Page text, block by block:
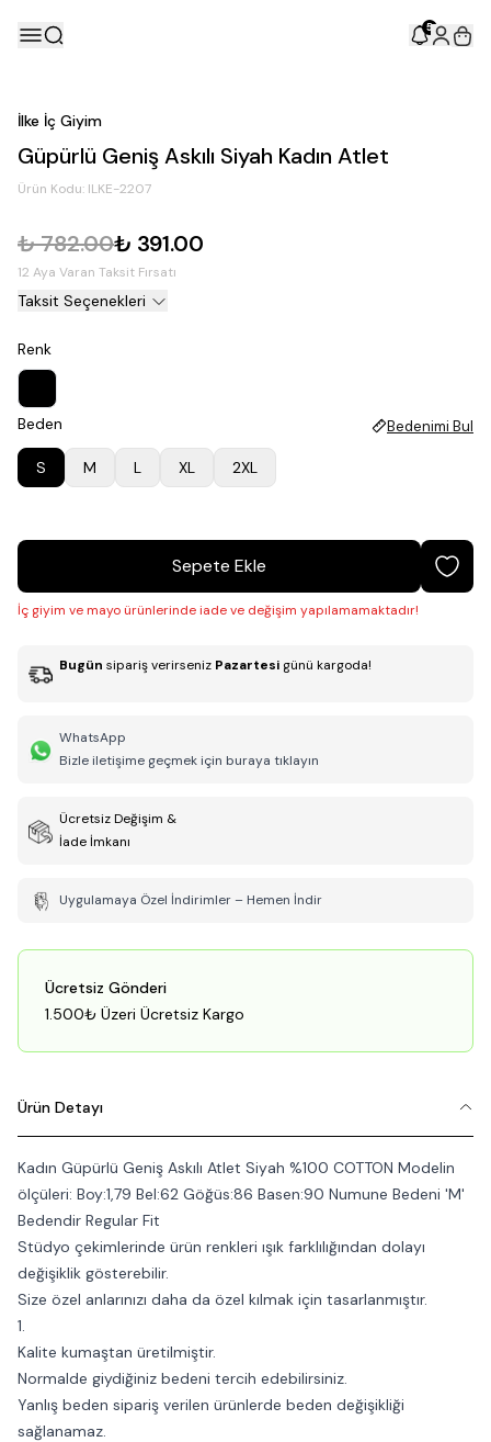
5
İlke İç Giyim
Güpürlü Geniş Askılı Siyah Kadın Atlet
Ürün Kodu: ILKE-2207
₺ 782.00₺ 391.00
12 Aya Varan Taksit Fırsatı
Taksit Seçenekleri
Renk
Beden Bedenimi Bul
S M L XL 2XL
Sepete Ekle
İç giyim ve mayo ürünlerinde iade ve değişim yapılamamaktadır!
Bugün sipariş verirseniz Pazartesi günü kargoda!
WhatsApp
Bizle iletişime geçmek için buraya tıklayın
Ücretsiz Değişim &
İade İmkanı
Uygulamaya Özel İndirimler – Hemen İndir
Ücretsiz Gönderi
1.500₺ Üzeri Ücretsiz Kargo
Ürün Detayı
Kadın Güpürlü Geniş Askılı Atlet Siyah %100 COTTON Modelin
ölçüleri: Boy:1,79 Bel:62 Göğüs:86 Basen:90 Numune Bedeni 'M'
Bedendir Regular Fit
Stüdyo çekimlerinde ürün renkleri ışık farklılığından dolayı
değişiklik gösterebilir.
Size özel anlarınızı daha da özel kılmak için tasarlanmıştır.
1.
Kalite kumaştan üretilmiştir.
Normalde giydiğiniz bedeni tercih edebilirsiniz.
Yanlış beden sipariş verilen ürünlerde beden değişikliği
sağlanamaz.